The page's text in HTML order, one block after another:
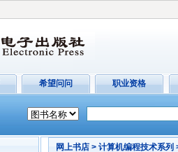
希望问问 职业资格
网上书店 > 计算机编程技术系列